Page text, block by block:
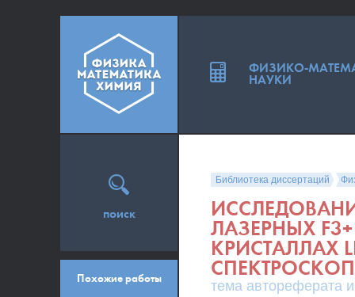
Библиотека диссертаций
ЛАЗЕРНЫХ
КРИСТАЛЛАХ
тема автореферата
поиск
Похожие работы
ФИЗИКО-
НАУКИ